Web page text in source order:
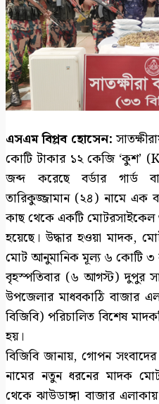
এসএম বিপ্লব হোসেন:
কোটি টাকার ১২ কেজি ‘কুশ’
জব্দ করেছে বর্ডার গার্ড
তারিকুজ্জামান (২৪) নামে এক
কাছ থেকে একটি
হয়েছে। উদ্ধার হওয়া মাদক,
মোট আনুমানিক মূল্য ৬ কোটি ৩
বৃহস্পতিবার (৬ আগস্ট) দুপুর
উপজেলার মাধবকাঠি বাজার
বিজিবি) পরিচালিত বিশেষ
হয়।
বিজিবি জানায়, গোপন
নামের নতুন ধরনের মাদক
থেকে ঝাউডাঙ্গা বাজার